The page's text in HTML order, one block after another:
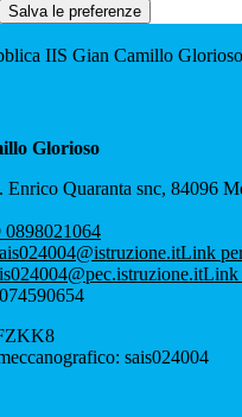
Salva le preferenze
IIS Gian Camillo Glorioso
Glorioso
Enrico Quaranta snc, 84096
0898021064
Link
Link
sais024004